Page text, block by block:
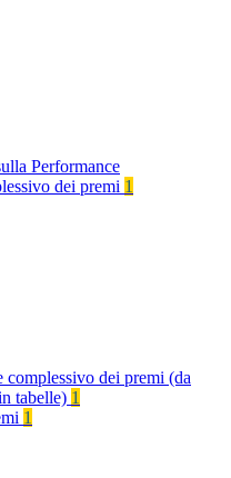
Performance
dei premi 1
complessivo dei premi (da
tabelle) 1
1